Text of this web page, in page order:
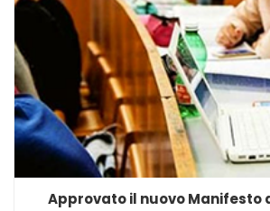
Approvato il nuovo Manifesto